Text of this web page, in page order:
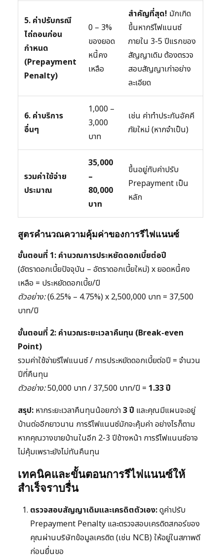
5. ค่าปรับกรณี
ไถ่ถอนก่อน
กำหนด
(Prepayment
Penalty)
0 – 3%
ของยอด
หนี้คง
เหลือ
สำคัญที่สุด! มักเกิด
ขึ้นหากรีไฟแนนซ์
ภายใน 3-5 ปีแรกของ
สัญญาเดิม ต้องตรวจ
สอบสัญญาเก่าอย่าง
ละเอียด
6. ค่าบริการ
อื่นๆ
1,000 –
3,000
บาท
เช่น ค่าทำประกันอัคคี
ภัยใหม่ (หากจำเป็น)
รวมค่าใช้จ่าย
ประมาณ
35,000
–
80,000
บาท
ขึ้นอยู่กับค่าปรับ
Prepayment เป็น
หลัก
สูตรคำนวณความคุ้มค่าของการรีไฟแนนซ์
ขั้นตอนที่ 1: คำนวณการประหยัดดอกเบี้ยต่อปี
(อัตราดอกเบี้ยปัจจุบัน – อัตราดอกเบี้ยใหม่) x ยอดหนี้คง
เหลือ = ประหยัดดอกเบี้ย/ปี
ตัวอย่าง:(6.25% – 4.75%) x 2,500,000 บาท = 37,500
บาท/ปี
ขั้นตอนที่ 2: คำนวณระยะเวลาคืนทุน (Break-even
Point)
รวมค่าใช้จ่ายรีไฟแนนซ์ / การประหยัดดอกเบี้ยต่อปี = จำนวน
ปีที่คืนทุน
ตัวอย่าง:50,000 บาท / 37,500 บาท/ปี = 1.33 ปี
สรุป: หากระยะเวลาคืนทุนน้อยกว่า3 ปี และคุณมีแผนจะอยู่
บ้านต่ออีกยาวนาน การรีไฟแนนซ์มักจะคุ้มค่า อย่างไรก็ตาม
หากคุณวางขายบ้านในอีก 2-3 ปีข้างหน้า การรีไฟแนนซ์อาจ
ไม่คุ้มเพราะยังไม่ทันคืนทุน
เทคนิคและขั้นตอนการรีไฟแนนซ์ให้
สำเร็จราบรื่น
ตรวจสอบสัญญาเดิมและเครดิตตัวเอง:ดูค่าปรับ
Prepayment Penalty และตรวจสอบเครดิตสกอร์ของ
คุณผ่านบริษัทข้อมูลเครดิต (เช่น NCB) ให้อยู่ในสภาพดี
ก่อนยื่นขอ